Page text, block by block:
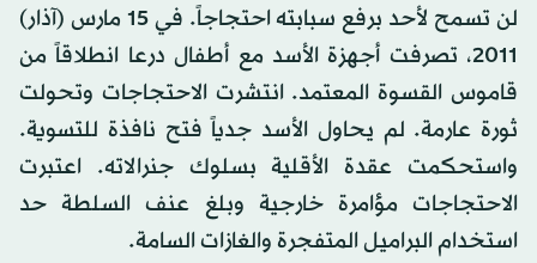
لن تسمح لأحد برفع سبابته احتجاجاً. في 15 مارس (آذار)
2011، تصرفت أجهزة الأسد مع أطفال درعا انطلاقاً من
قاموس القسوة المعتمد. انتشرت الاحتجاجات وتحولت
ثورة عارمة. لم يحاول الأسد جدياً فتح نافذة للتسوية.
واستحكمت عقدة الأقلية بسلوك جنرالاته. اعتبرت
الاحتجاجات مؤامرة خارجية وبلغ عنف السلطة حد
استخدام البراميل المتفجرة والغازات السامة.